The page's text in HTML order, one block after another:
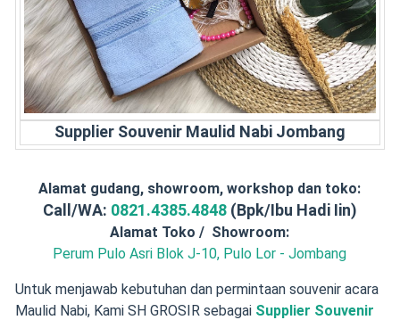
Supplier Souvenir Maulid Nabi Jombang
Alamat gudang, showroom, workshop dan toko:
Call/WA: 0821.4385.4848(Bpk/Ibu Hadi Iin)
Alamat Toko / Showroom:
Perum Pulo Asri Blok J-10, Pulo Lor - Jombang
Untuk menjawab kebutuhan dan permintaan souvenir acara
Maulid Nabi, Kami SH GROSIR sebagai Supplier Souvenir